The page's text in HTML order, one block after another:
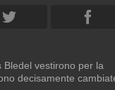
Bledel vestirono per la
decisamente